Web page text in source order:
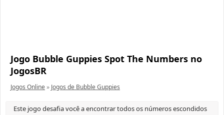
Jogo Bubble Guppies Spot The Numbers no
JogosBR
Jogos Online» Jogos de Bubble Guppies
Este jogo desafia você a encontrar todos os números escondidos